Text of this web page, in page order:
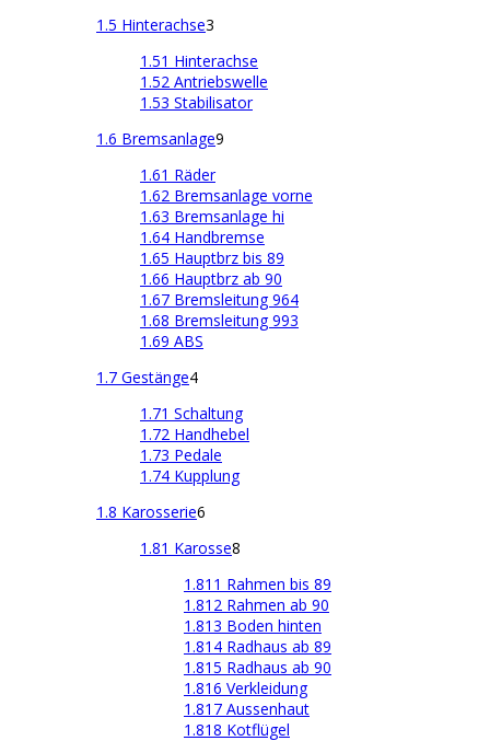
1.5 Hinterachse3
1.51 Hinterachse
1.52 Antriebswelle
1.53 Stabilisator
1.6 Bremsanlage9
1.61 Räder
1.62 Bremsanlage vorne
1.63 Bremsanlage hi
1.64 Handbremse
1.65 Hauptbrz bis 89
1.66 Hauptbrz ab 90
1.67 Bremsleitung 964
1.68 Bremsleitung 993
1.69 ABS
1.7 Gestänge4
1.71 Schaltung
1.72 Handhebel
1.73 Pedale
1.74 Kupplung
1.8 Karosserie6
1.81 Karosse8
1.811 Rahmen bis 89
1.812 Rahmen ab 90
1.813 Boden hinten
1.814 Radhaus ab 89
1.815 Radhaus ab 90
1.816 Verkleidung
1.817 Aussenhaut
1.818 Kotflügel